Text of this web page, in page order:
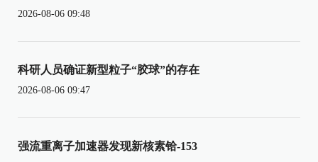
2026-08-06 09:48
科研人员确证新型粒子“胶球”的存在
2026-08-06 09:47
强流重离子加速器发现新核素铪-153